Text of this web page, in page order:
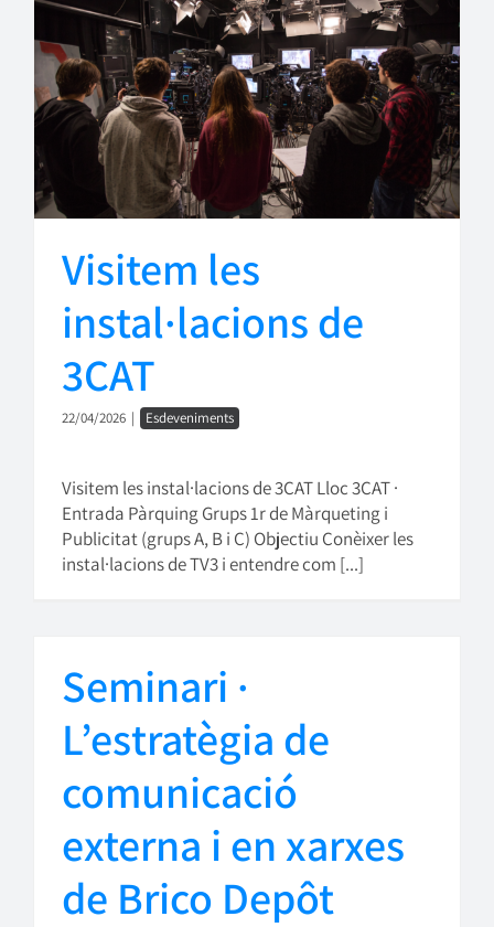
Visitem les
instal·lacions de
3CAT
22/04/2026 | Esdeveniments
Visitem les instal·lacions de 3CAT Lloc 3CAT ·
Entrada Pàrquing Grups 1r de Màrqueting i
Publicitat (grups A, B i C) Objectiu Conèixer les
instal·lacions de TV3 i entendre com [...]
Seminari ·
L’estratègia de
comunicació
externa i en xarxes
de Brico Depôt